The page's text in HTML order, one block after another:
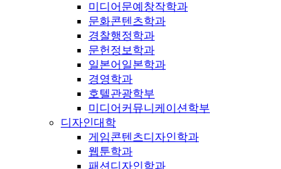
미디어문예창작학과
문화콘텐츠학과
경찰행정학과
문헌정보학과
일본어일본학과
경영학과
호텔관광학부
미디어커뮤니케이션학부
디자인대학
게임콘텐츠디자인학과
웹툰학과
패션디자인학과